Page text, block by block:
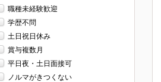
職種未経験歓迎
学歴不問
土日祝日休み
賞与複数月
平日夜・土日面接可
ノルマがきつくない